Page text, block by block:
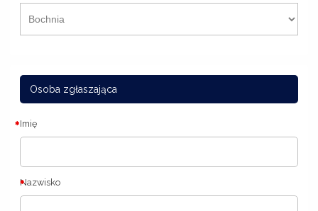
Osoba zgłaszająca
Imię
Nazwisko